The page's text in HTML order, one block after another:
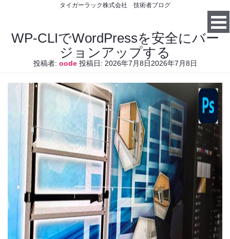
タイガーラック株式会社 技術者ブログ
WP-CLIでWordPressを安全にバー
ジョンアップする
投稿者: oode投稿日: 2026年7月8日2026年7月8日